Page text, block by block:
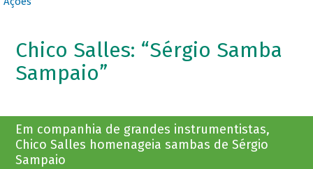
Chico Salles: “Sérgio Samba
Sampaio”
Em companhia de grandes instrumentistas,
Chico Salles homenageia sambas de Sérgio
Sampaio